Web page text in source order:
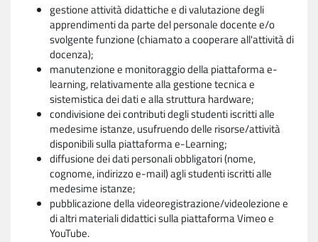
gestione attività didattiche e di valutazione degli
apprendimenti da parte del personale docente e/o
svolgente funzione (chiamato a cooperare all'attività di
docenza);
manutenzione e monitoraggio della piattaforma e-
learning, relativamente alla gestione tecnica e
sistemistica dei dati e alla struttura hardware;
condivisione dei contributi degli studenti iscritti alle
medesime istanze, usufruendo delle risorse/attività
disponibili sulla piattaforma e-Learning;
diffusione dei dati personali obbligatori (nome,
cognome, indirizzo e-mail) agli studenti iscritti alle
medesime istanze;
pubblicazione della videoregistrazione/videolezione e
di altri materiali didattici sulla piattaforma Vimeo e
YouTube.